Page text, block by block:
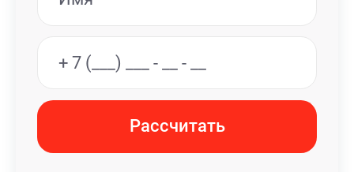
Рассчитать